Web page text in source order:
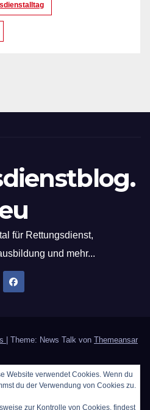
für Rettungsdienst,
und mehr...
Theme: News Talk von Themeansar
Website verwendet Cookies. Wenn du
du der Verwendung von Cookies zu.
zur Kontrolle von Cookies, findest